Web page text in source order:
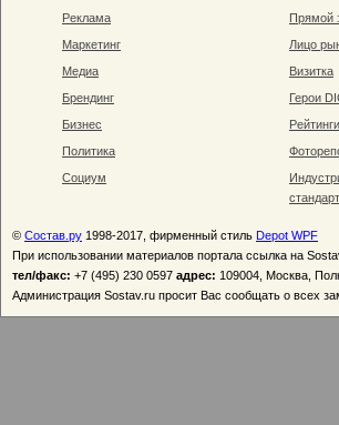
Реклама
Маркетинг
Медиа
Брендинг
Бизнес
Политика
Социум
Прямой
Лицо
Визитка
Герои
Рейтинги
© Состав.ру 1998-2017, фирменный стиль Depot WPF
При использовании материалов портала ссылка на
тел/факс: +7 (495) 230 0597 адрес: 109004, Москва,
Администрация Sostav.ru просит Вас сообщать о всех